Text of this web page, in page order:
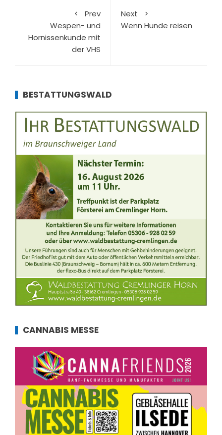
Prev
Wespen- und
Hornissenkunde mit
der VHS
Next
Wenn Hunde reisen
BESTATTUNGSWALD
CANNABIS MESSE